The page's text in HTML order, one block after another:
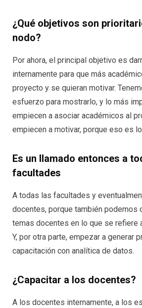
¿Qué objetivos son
nodo?
Por ahora, el principal objetivo es
internamente para que más
proyecto y se quieran motivar.
esfuerzo para mostrarlo, y lo más
empiecen a asociar académicos al
empiecen a motivar, porque eso es
Es un llamado entonces a
facultades
A todas las facultades y
docentes, porque también podemos
temas docentes en lo que se refiere
Y, por otra parte, empezar a generar
capacitación con analítica de datos.
¿Capacitar a los docentes?
A los docentes internamente, a los